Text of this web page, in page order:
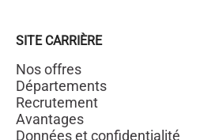
SITE CARRIÈRE
Nos offres
Départements
Recrutement
Avantages
Données et confidentialité